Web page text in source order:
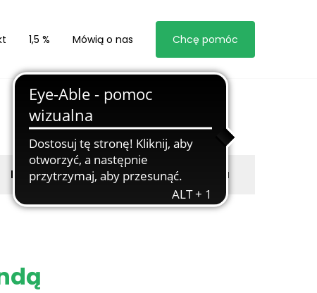
1,5 % Mówią o nas Chcę pomóc
Byli z nami Zgłoś marzyciela